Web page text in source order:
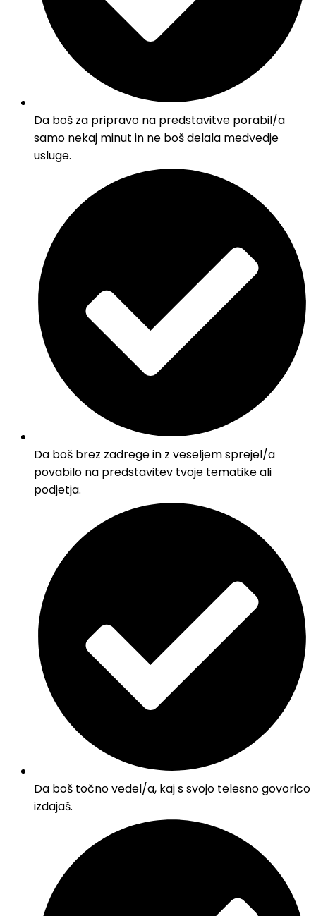
Da boš za pripravo na predstavitve porabil/a
samo nekaj minut in ne boš delala medvedje
usluge.
Da boš brez zadrege in z veseljem sprejel/a
povabilo na predstavitev tvoje tematike ali
podjetja.
Da boš točno vedel/a, kaj s svojo telesno govorico
izdajaš.